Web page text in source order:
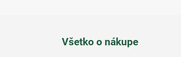
Všetko o nákupe